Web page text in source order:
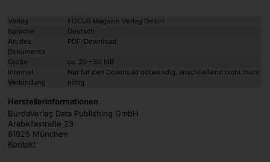
Verlag
FOCUS Magazin Verlag GmbH
Sprache
Deutsch
Art des
Dokuments
PDF-Download
Größe
ca. 20 - 50 MB
Internet
Verbindung
Nur für den Download notwendig, anschließend nicht mehr
nötig
Herstellerinformationen
BurdaVerlag Data Publishing GmbH
Arabellastraße 23
81925 München
Kontakt